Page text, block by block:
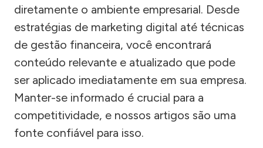
diretamente o ambiente empresarial. Desde
estratégias de marketing digital até técnicas
de gestão financeira, você encontrará
conteúdo relevante e atualizado que pode
ser aplicado imediatamente em sua empresa.
Manter-se informado é crucial para a
competitividade, e nossos artigos são uma
fonte confiável para isso.